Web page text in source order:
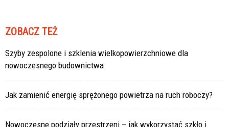
ZOBACZ TEŻ
Szyby zespolone i szklenia wielkopowierzchniowe dla
nowoczesnego budownictwa
Jak zamienić energię sprężonego powietrza na ruch roboczy?
Nowoczesne podziały przestrzeni – jak wykorzystać szkło i